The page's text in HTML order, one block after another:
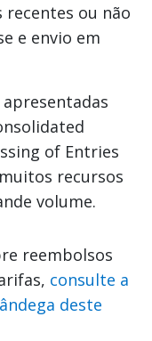
recentes ou não
e envio em
of Entries
recursos
volume.
reembolsos
consulte a
deste